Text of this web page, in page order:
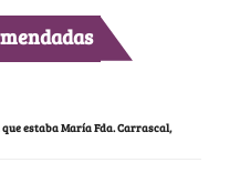
estaba María Fda. Carrascal,